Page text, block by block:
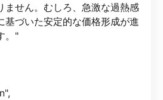
ません。むしろ、急激な過熱感
基づいた安定的な価格形成が進
。"